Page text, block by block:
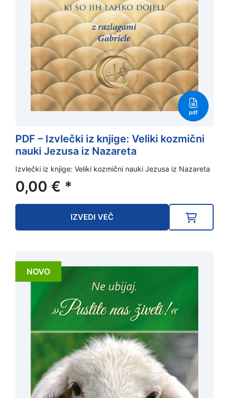
PDF – Izvlečki iz knjige: Veliki kozmični
nauki Jezusa iz Nazareta
Izvlečki iz knjige: Veliki kozmični nauki Jezusa iz Nazareta
0,00 € *
IZVEDI VEČ
NOVO